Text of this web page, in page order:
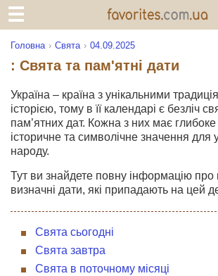
Головна Свята 04.09.2025
: Свята та пам'ятні дати
Україна – країна з унікальними
історією, тому в її календарі є безліч
пам’ятних дат. Кожна з них має глибоке
історичне та символічне значення для
народу.
Тут ви знайдете повну інформацію про
визначні дати, які припадають на цей
Свята сьогодні
Свята завтра
Свята в поточному місяці